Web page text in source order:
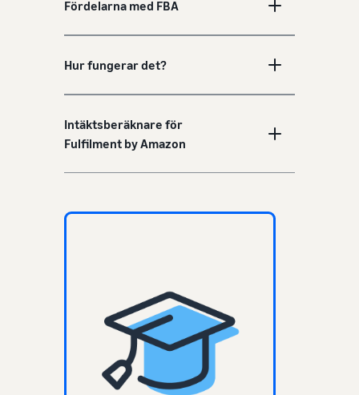
Fördelarna med FBA
Hur fungerar det?
Intäktsberäknare för
Fulfilment by Amazon